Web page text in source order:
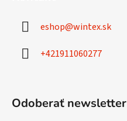
eshop@wintex.sk
+421911060277
Odoberať newsletter